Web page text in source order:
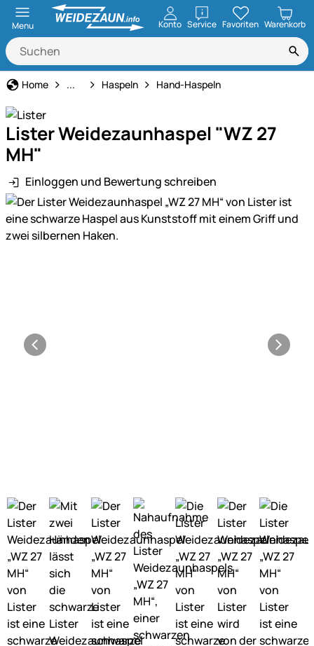
Menu Konto ServiceöffnenFavoriten Warenkorb
Home Weidezaun
... Haspeln Hand-Haspeln
Lister Weidezaunhaspel "WZ 27
MH"
Einloggen und Bewertung schreiben
Produktgalerie